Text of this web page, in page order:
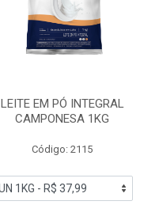
LEITE EM PÓ INTEGRAL
CAMPONESA 1KG
Código: 2115